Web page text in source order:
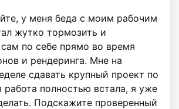
у меня беда с моим рабочим
жутко тормозить и
по себе прямо во время
и рендеринга. Мне на
сдавать крупный проект по
работа полностью встала, я уже
Подскажите проверенный